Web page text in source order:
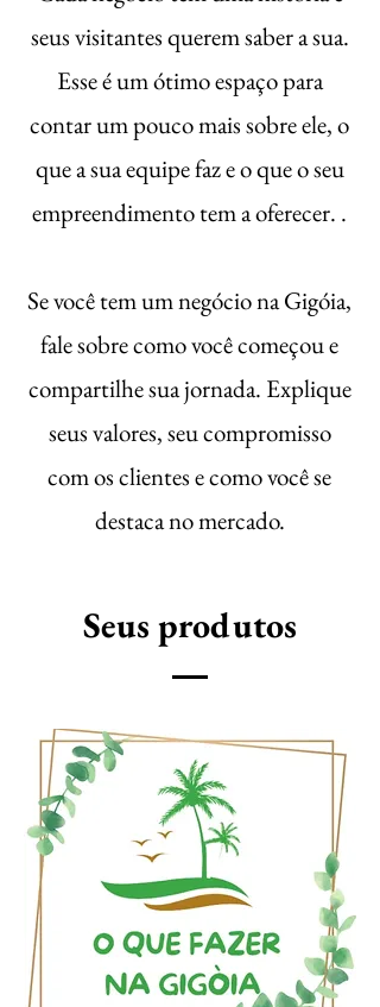
seus visitantes querem saber a sua.
Esse é um ótimo espaço para
contar um pouco mais sobre ele, o
que a sua equipe faz e o que o seu
empreendimento tem a oferecer. .
Se você tem um negócio na Gigóia,
fale sobre como você começou e
compartilhe sua jornada. Explique
seus valores, seu compromisso
com os clientes e como você se
destaca no mercado.
Seus produtos